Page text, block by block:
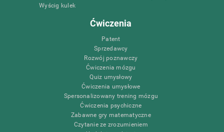
Wyścig kulek
Ćwiczenia
Patent
Sprzedawcy
Rozwój poznawczy
Ćwiczenia mózgu
Quiz umysłowy
Ćwiczenia umysłowe
Spersonalizowany trening mózgu
Ćwiczenia psychiczne
Zabawne gry matematyczne
Czytanie ze zrozumieniem